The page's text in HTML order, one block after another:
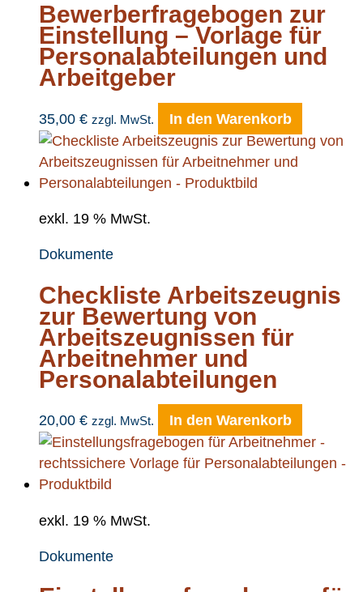
Bewerberfragebogen zur
Einstellung – Vorlage für
Personalabteilungen und
Arbeitgeber
35,00 € zzgl. MwSt. In den Warenkorb
exkl. 19 % MwSt.
Dokumente
Checkliste Arbeitszeugnis
zur Bewertung von
Arbeitszeugnissen für
Arbeitnehmer und
Personalabteilungen
20,00 € zzgl. MwSt. In den Warenkorb
exkl. 19 % MwSt.
Dokumente